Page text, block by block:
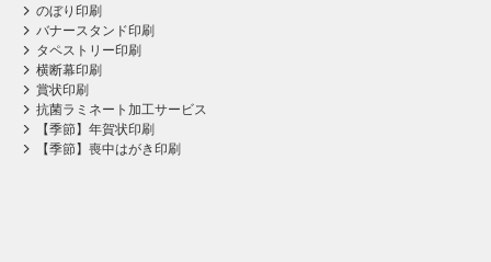
のぼり印刷
バナースタンド印刷
タペストリー印刷
横断幕印刷
賞状印刷
抗菌ラミネート加工サービス
【季節】年賀状印刷
【季節】喪中はがき印刷